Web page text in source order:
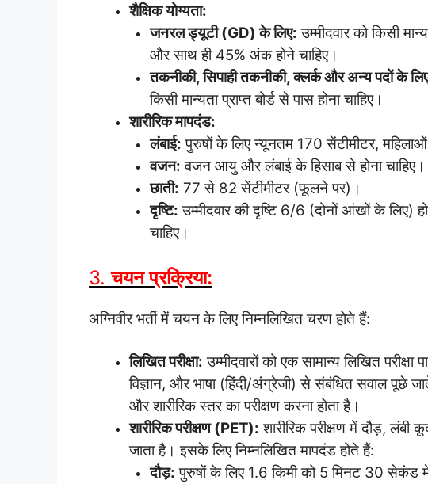
शैक्षिक योग्यता:
जनरल ड्यूटी (GD) के लिए: उम्मीदवार को किसी
और साथ ही 45% अंक होने चाहिए।
तकनीकी, सिपाही तकनीकी, क्लर्क और अन्य पदों के
किसी मान्यता प्राप्त बोर्ड से पास होना चाहिए।
शारीरिक मापदंड:
लंबाई: पुरुषों के लिए न्यूनतम 170 सेंटीमीटर,
वजन: वजन आयु और लंबाई के हिसाब से होना चाहिए।
छाती: 77 से 82 सेंटीमीटर (फूलने पर)।
दृष्टि: उम्मीदवार की दृष्टि 6/6 (दोनों आंखों के लिए)
चाहिए।
3.चयन प्रक्रिया:
अग्निवीर भर्ती में चयन के लिए निम्नलिखित चरण होते हैं:
लिखित परीक्षा: उम्मीदवारों को एक सामान्य लिखित
विज्ञान, और भाषा (हिंदी/अंग्रेजी) से संबंधित सवाल पूछे
और शारीरिक स्तर का परीक्षण करना होता है।
शारीरिक परीक्षण (PET): शारीरिक परीक्षण में दौड़, लंबी
जाता है। इसके लिए निम्नलिखित मापदंड होते हैं:
दौड़: पुरुषों के लिए 1.6 किमी को 5 मिनट 30 सेकंड